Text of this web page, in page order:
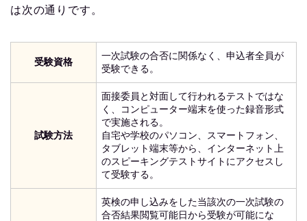
は次の通りです。
受験資格
一次試験の合否に関係なく、申込者全員が
受験できる。
試験方法
面接委員と対面して行われるテストではな
く、コンピューター端末を使った録音形式
で実施される。
自宅や学校のパソコン、スマートフォン、
タブレット端末等から、インターネット上
のスピーキングテストサイトにアクセスし
て受験する。
英検の申し込みをした当該次の一次試験の
合否結果閲覧可能日から受験が可能にな